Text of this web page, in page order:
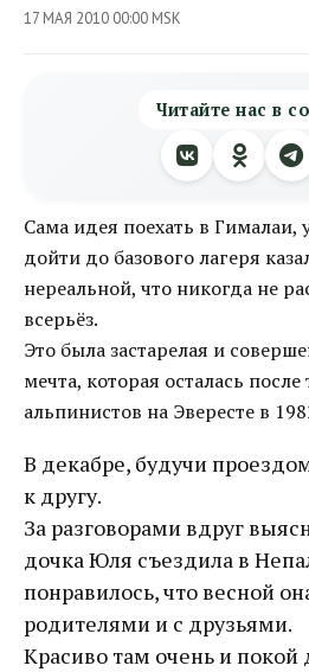
17 МАЯ 2010 00:00 MSK
Читайте нас в
Сама идея поехать в Гималаи,
дойти до базового лагеря
нереальной, что никогда не
всерьёз.
Это была застарелая и
мечта, которая осталась
альпинистов на Эвересте в
В декабре, будучи
к другу.
За разговорами вдруг
дочка Юля съездила в
понравилось, что весной
родителями и с друзьями.
Красиво там очень и